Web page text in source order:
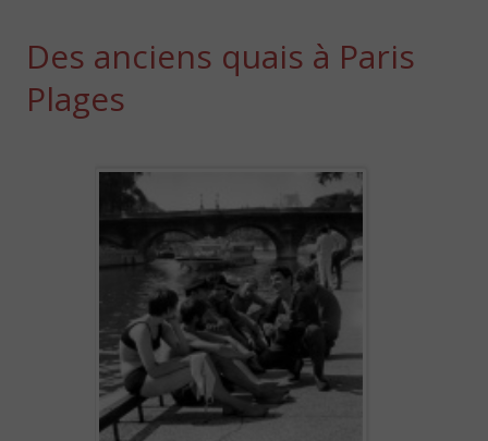
Des anciens quais à Paris
Plages